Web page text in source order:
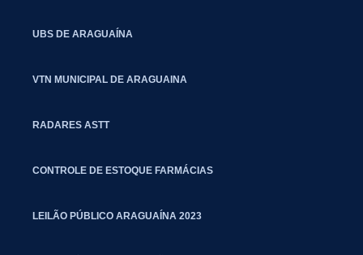
UBS DE ARAGUAÍNA
VTN MUNICIPAL DE ARAGUAINA
RADARES ASTT
CONTROLE DE ESTOQUE FARMÁCIAS
LEILÃO PÚBLICO ARAGUAÍNA 2023